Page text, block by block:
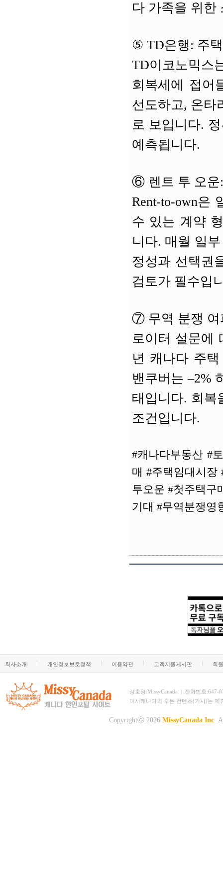
다 가족을 위한
⑤ TD은행: 주
TD이코노믹스
회복세에 접어
선도하고, 온타
로 보입니다.
예측됩니다.
⑥ 렌트 투 오
Rent-to-own은
수 있는 계약
니다. 매월 일
정성과 선택권
검토가 필수입
⑦ 무역 분쟁
로이터 설문에
년 캐나다 주
밴쿠버는 –2%
태입니다. 회복
조건입니다.
#캐나다부동산 #
매 #주택임대시장
투오운 #첫주택구
기대 #무역분쟁영
회사소개 개인정보보호정책 이용약관 고객지원게시판 회
상호명:MissyCanada | 전화번호:647-
미시캐나다의 모든 컨텐츠(기사)는
Copyrightⓒ 2026 MissyCanada Inc